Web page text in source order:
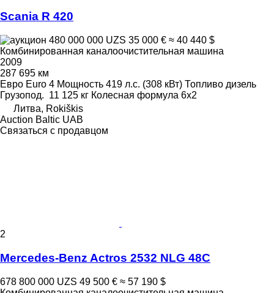
Scania R 420
480 000 000 UZS 35 000 € ≈ 40 440 $
Комбинированная каналоочистительная машина
2009
287 695 км
Евро Euro 4 Мощность 419 л.с. (308 кВт) Топливо дизель
Грузопод. 11 125 кг Колесная формула 6x2
Литва, Rokiškis
Auction Baltic UAB
Связаться с продавцом
2
Mercedes-Benz Actros 2532 NLG 48C
678 800 000 UZS 49 500 € ≈ 57 190 $